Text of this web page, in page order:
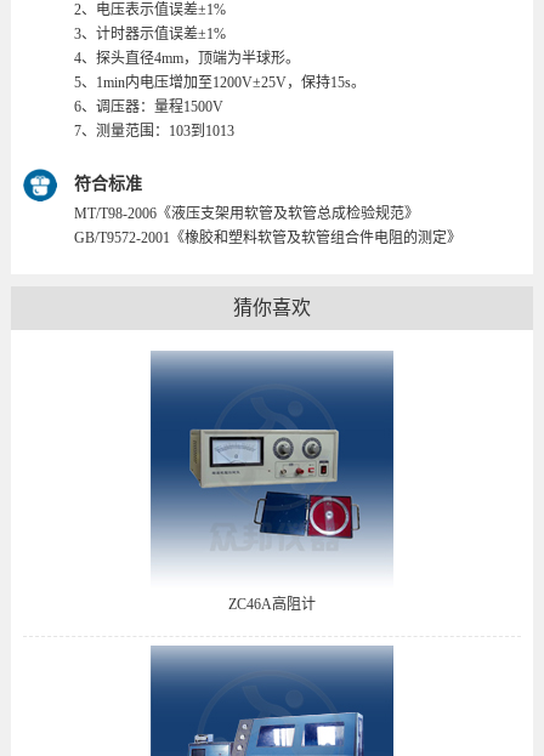
2、电压表示值误差±1%
3、计时器示值误差±1%
4、探头直径4mm，顶端为半球形。
5、1min内电压增加至1200V±25V，保持15s。
6、调压器：量程1500V
7、测量范围：103到1013
符合标准
MT/T98-2006《液压支架用软管及软管总成检验规范》
GB/T9572-2001《橡胶和塑料软管及软管组合件电阻的测定》
猜你喜欢
ZC46A高阻计